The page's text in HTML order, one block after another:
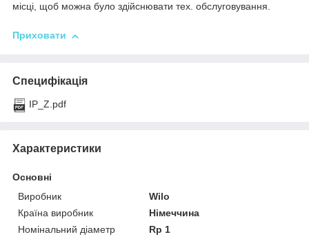
місці, щоб можна було здійснювати тех. обслуговування.
Приховати
Специфікація
IP_Z.pdf
Характеристики
Основні
Виробник
Wilo
Країна виробник
Німеччина
Номінальний діаметр
Rp 1